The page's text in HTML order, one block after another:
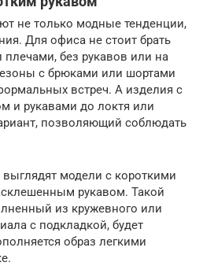
не только модные тенденции,
Для офиса не стоит брать
без рукавов или на
с брюками или шортами
встреч. А изделия с
и рукавами до локтя или
позволяющий соблюдать
модели с короткими
рукавом. Такой
из кружевного или
с подкладкой, будет
образ легкими